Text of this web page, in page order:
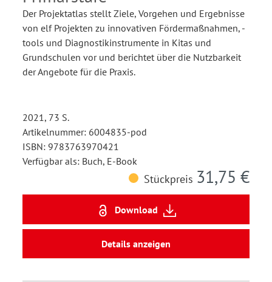
Der Projektatlas stellt Ziele, Vorgehen und Ergebnisse
von elf Projekten zu innovativen Fördermaßnahmen, -
tools und Diagnostikinstrumente in Kitas und
Grundschulen vor und berichtet über die Nutzbarkeit
der Angebote für die Praxis.
2021, 73 S.
Artikelnummer: 6004835-pod
ISBN: 9783763970421
Verfügbar als: Buch, E-Book
Stückpreis 31,75 €
Download
Details anzeigen